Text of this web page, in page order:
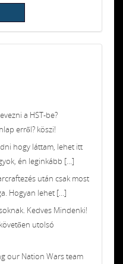
a HST-be?
erről? köszi!
hogy láttam, lehet itt
én leginkább [...]
után csak most
Hogyan lehet [...]
Kedves Mindenki!
utolsó
our Nation Wars team